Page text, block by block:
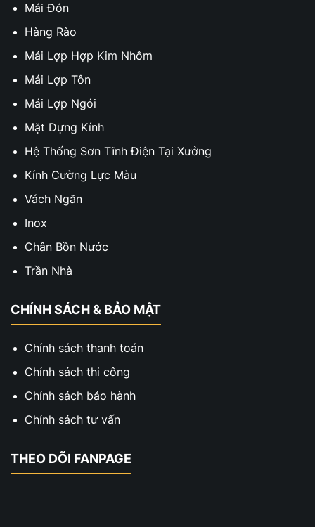
Mái Đón
Hàng Rào
Mái Lợp Hợp Kim Nhôm
Mái Lợp Tôn
Mái Lợp Ngói
Mặt Dựng Kính
Hệ Thống Sơn Tĩnh Điện Tại Xưởng
Kính Cường Lực Màu
Vách Ngăn
Inox
Chân Bồn Nước
Trần Nhà
CHÍNH SÁCH & BẢO MẬT
Chính sách thanh toán
Chính sách thi công
Chính sách bảo hành
Chính sách tư vấn
THEO DÕI FANPAGE